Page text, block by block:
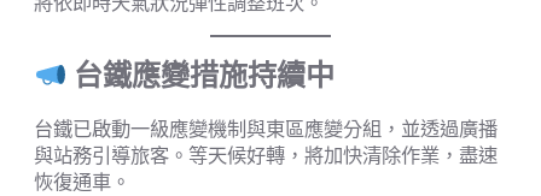
台鐵應變措施持續中
台鐵已啟動一級應變機制與東區應變分組，並透過廣播
與站務引導旅客。等天候好轉，將加快清除作業，盡速
恢復通車。